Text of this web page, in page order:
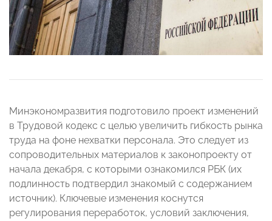
Минэкономразвития подготовило проект изменений
в Трудовой кодекс с целью увеличить гибкость рынка
труда на фоне нехватки персонала. Это следует из
сопроводительных материалов к законопроекту от
начала декабря, с которыми ознакомился РБК (их
подлинность подтвердил знакомый с содержанием
источник). Ключевые изменения коснутся
регулирования переработок, условий заключения,